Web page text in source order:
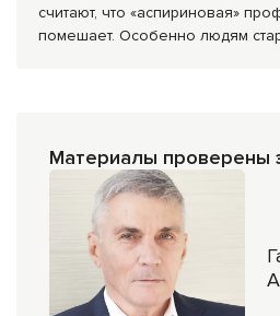
счита­ют, что «аспириновая»
по­мешает. Особенно людям
Материалы проверены